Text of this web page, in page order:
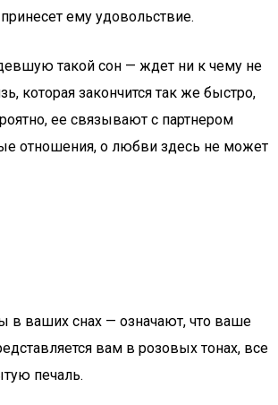
ему удовольствие.
такой сон — ждет ни к чему не
которая закончится так же быстро,
ее связывают с партнером
отношения, о любви здесь не может
в ваших снах — означают, что ваше
вам в розовых тонах, все
печаль.